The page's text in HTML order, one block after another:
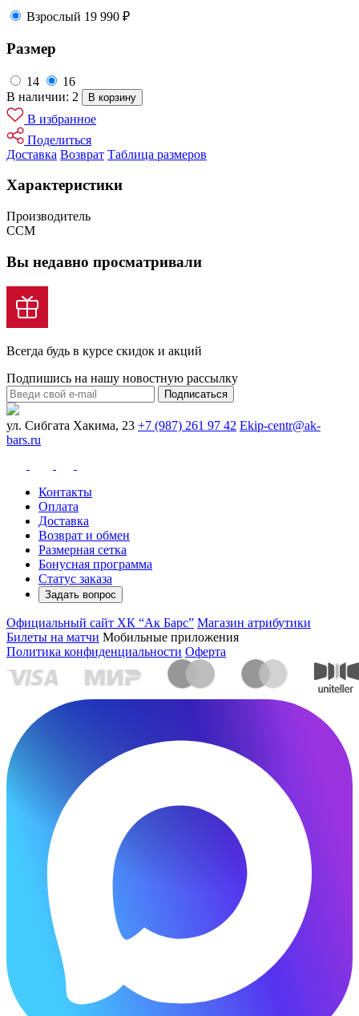
Взрослый 19 990 ₽
Размер
14
16
В наличии: 2
В корзину
В избранное
Поделиться
Доставка Возврат Таблица размеров
Характеристики
Производитель
CCM
Вы недавно просматривали
Всегда будь в курсе скидок и акций
Подпишись на нашу новостную рассылку
Подписаться
ул. Сибгата Хакима, 23 +7 (987) 261 97 42 Ekip-centr@ak-
bars.ru
Контакты
Оплата
Доставка
Возврат и обмен
Размерная сетка
Бонусная программа
Статус заказа
Задать вопрос
Официальный сайт ХК “Ак Барс” Магазин атрибутики
Билеты на матчи Мобильные приложения
Политика конфиденциальности Оферта